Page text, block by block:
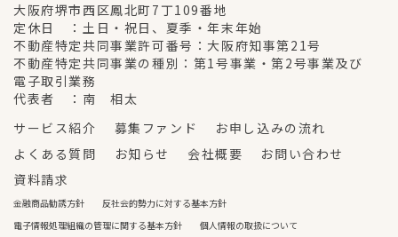
大阪府堺市西区鳳北町7丁109番地
定休日 ：土日・祝日、夏季・年末年始
不動産特定共同事業許可番号：大阪府知事第21号
不動産特定共同事業の種別：第1号事業・第2号事業及び
電子取引業務
代表者 ：南 相太
サービス紹介
募集ファンド
お申し込みの流れ
よくある質問
お知らせ 会社概要
お問い合わせ
資料請求
金融商品勧誘方針
反社会的勢力に対する基本方針
電子情報処理組織の管理に関する基本方針
個人情報の取扱について